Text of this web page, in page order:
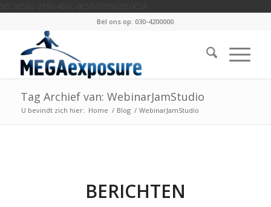
Bel ons op: 030-4200000
Tag Archief van: WebinarJamStudio
U bevindt zich hier: Home / Blog / WebinarJamStudio
BERICHTEN